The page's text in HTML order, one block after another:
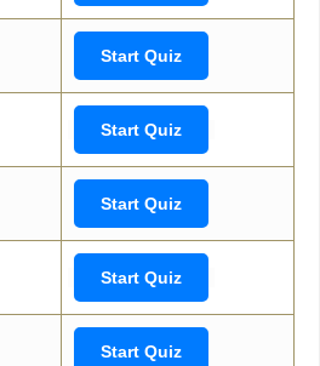
Start Quiz
Start Quiz
Start Quiz
Start Quiz
Start Quiz